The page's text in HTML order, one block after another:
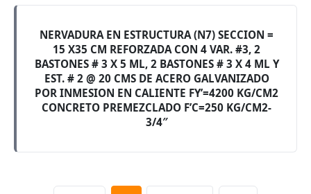
NERVADURA EN ESTRUCTURA (N7) SECCION =
15 X35 CM REFORZADA CON 4 VAR. #3, 2
BASTONES # 3 X 5 ML, 2 BASTONES # 3 X 4 ML Y
EST. # 2 @ 20 CMS DE ACERO GALVANIZADO
POR INMESION EN CALIENTE FY’=4200 KG/CM2
CONCRETO PREMEZCLADO F’C=250 KG/CM2-
3/4″